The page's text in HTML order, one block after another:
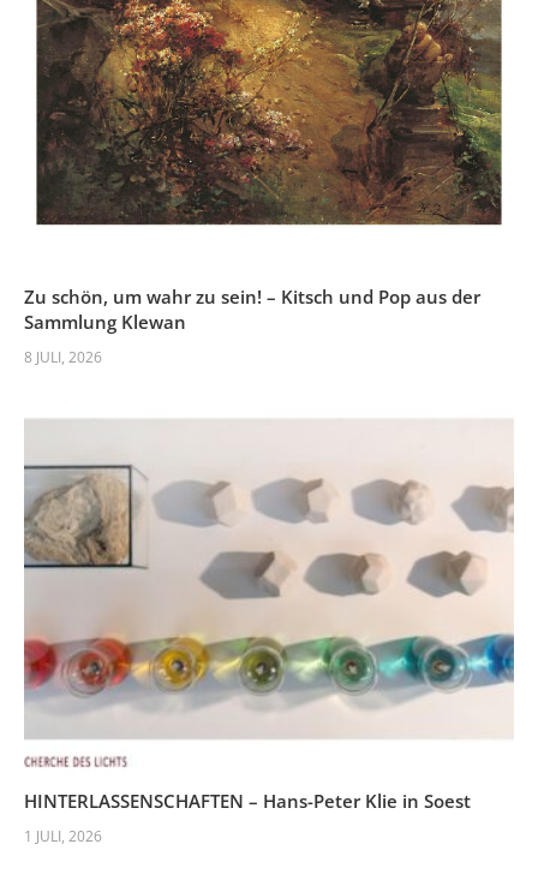
Zu schön, um wahr zu sein! – Kitsch und Pop aus der
Sammlung Klewan
8 JULI, 2026
HINTERLASSENSCHAFTEN – Hans-Peter Klie in Soest
1 JULI, 2026